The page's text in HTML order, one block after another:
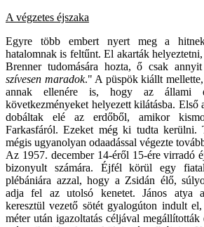
A végzetes éjszaka
Egyre több embert nyert meg a
hatalomnak is feltűnt. El akarták
Brenner tudomására hozta, ő csak
szívesen maradok." A püspök kiállt
annak ellenére is, hogy az állami
következményeket helyezett kilátásba. Első
dobáltak elé az erdőből, amikor
Farkasfáról. Ezeket még ki tudta kerülni.
mégis ugyanolyan odaadással végezte
Az 1957. december 14-éről 15-ére virradó
bizonyult számára. Éjfél körül egy
plébániára azzal, hogy a Zsidán élő,
adja fel az utolsó kenetet. János atya
keresztül vezető sötét gyalogúton indult
méter után igazoltatás céljával